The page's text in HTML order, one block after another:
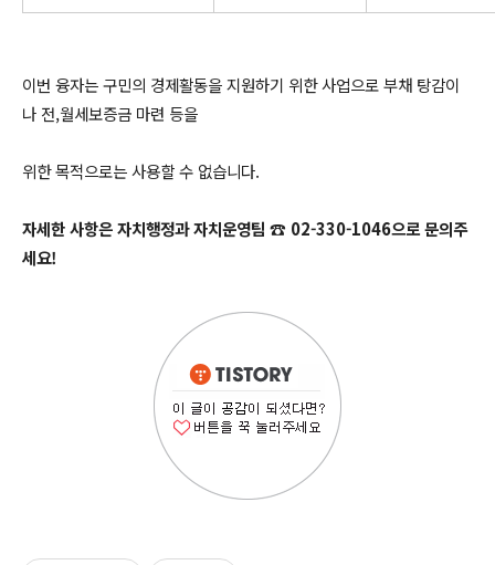
이번 융자는 구민의 경제활동을 지원하기 위한 사업으로 부채 탕감이
나 전,월세보증금 마련 등을
위한 목적으로는 사용할 수 없습니다.
자세한 사항은 자치행정과 자치운영팀 ☎ 02-330-1046으로 문의주
세요!